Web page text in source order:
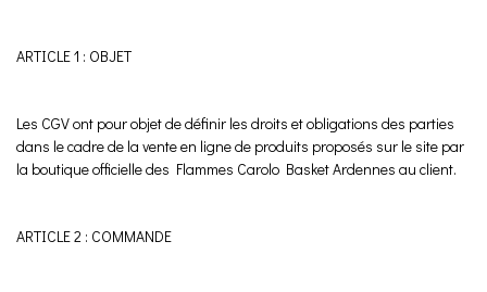
ARTICLE 1 : OBJET
Les CGV ont pour objet de définir les droits et obligations des parties
dans le cadre de la vente en ligne de produits proposés sur le site par
la boutique officielle des Flammes Carolo Basket Ardennes au client.
ARTICLE 2 : COMMANDE